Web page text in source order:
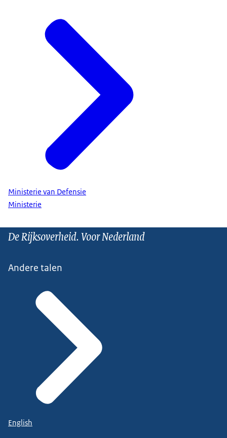
Ministerie van Defensie
Ministerie
De Rijksoverheid. Voor Nederland
Andere talen
English